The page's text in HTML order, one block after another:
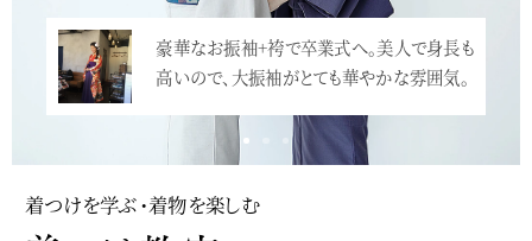
着つけを学ぶ・着物を楽しむ
豪華なお振袖+袴で卒業式へ。美人で身長も
高いので、大振袖がとても華やかな雰囲気。